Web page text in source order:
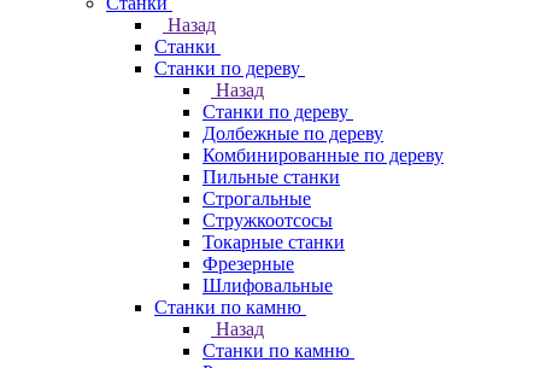
Назад
Станки
Станки по дереву
Назад
Станки по дереву
Долбежные по дереву
Комбинированные по дереву
Пильные станки
Строгальные
Стружкоотсосы
Токарные станки
Фрезерные
Шлифовальные
Станки по камню
Назад
Станки по камню